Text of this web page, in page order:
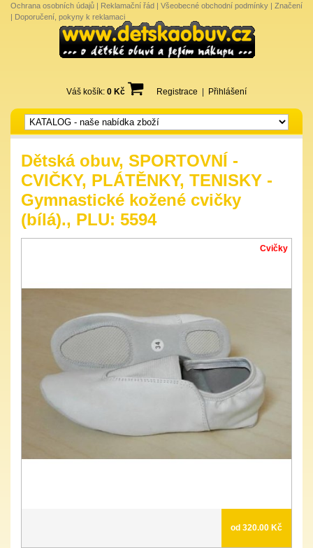
Ochrana osobních údajů | Reklamační řád | Všeobecné obchodní podmínky | Značení
| Doporučení, pokyny k reklamaci
Váš košík: 0 Kč Registrace Přihlášení
Dětská obuv, SPORTOVNÍ -
CVIČKY, PLÁTĚNKY, TENISKY -
Gymnastické kožené cvičky
(bílá)., PLU: 5594
Cvičky
od 320.00 Kč